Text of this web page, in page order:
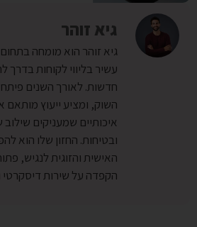
גיא זוהר
גיא זוהר הוא מומחה בתחום
עשיר בליווי לקוחות בדרך
חדשות. לאורך השנים
השוק, ומציע ייעוץ מותאם
איכותיים שמעניקים
ובטיחות. החזון שלו הוא
האישית והזוגית לנגיש,
הקפדה על שירות דיסקרטי